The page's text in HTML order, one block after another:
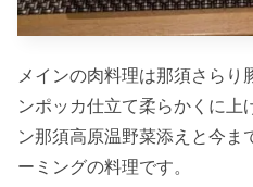
メインの肉料理は那須さらり
ンポッカ仕立て柔らかくに上
ン那須高原温野菜添えと今ま
ーミングの料理です。